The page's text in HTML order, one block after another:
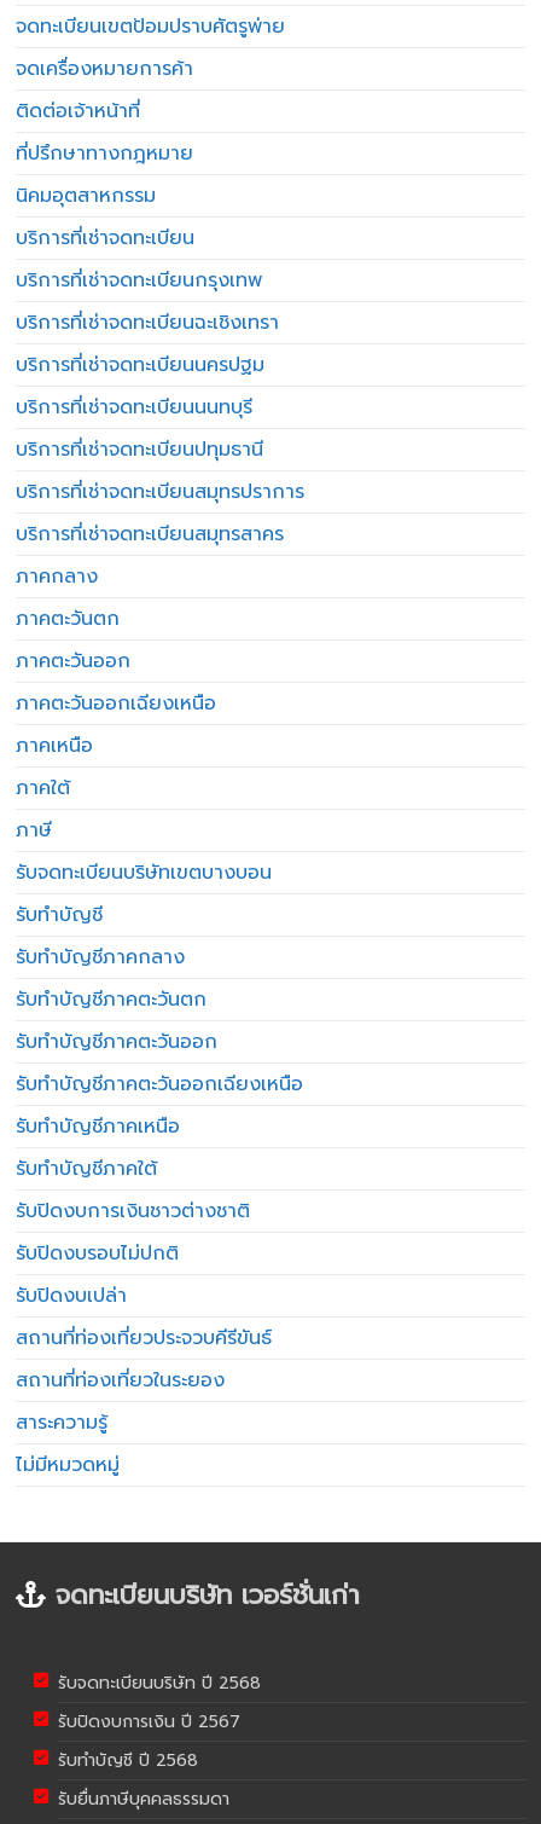
จดทะเบียนเขตป้อมปราบศัตรูพ่าย
จดเครื่องหมายการค้า
ติดต่อเจ้าหน้าที่
ที่ปรึกษาทางกฎหมาย
นิคมอุตสาหกรรม
บริการที่เช่าจดทะเบียน
บริการที่เช่าจดทะเบียนกรุงเทพ
บริการที่เช่าจดทะเบียนฉะเชิงเทรา
บริการที่เช่าจดทะเบียนนครปฐม
บริการที่เช่าจดทะเบียนนนทบุรี
บริการที่เช่าจดทะเบียนปทุมธานี
บริการที่เช่าจดทะเบียนสมุทรปราการ
บริการที่เช่าจดทะเบียนสมุทรสาคร
ภาคกลาง
ภาคตะวันตก
ภาคตะวันออก
ภาคตะวันออกเฉียงเหนือ
ภาคเหนือ
ภาคใต้
ภาษี
รับจดทะเบียนบริษัทเขตบางบอน
รับทำบัญชี
รับทำบัญชีภาคกลาง
รับทำบัญชีภาคตะวันตก
รับทำบัญชีภาคตะวันออก
รับทำบัญชีภาคตะวันออกเฉียงเหนือ
รับทำบัญชีภาคเหนือ
รับทำบัญชีภาคใต้
รับปิดงบการเงินชาวต่างชาติ
รับปิดงบรอบไม่ปกติ
รับปิดงบเปล่า
สถานที่ท่องเที่ยวประจวบคีรีขันธ์
สถานที่ท่องเที่ยวในระยอง
สาระความรู้
ไม่มีหมวดหมู่
จดทะเบียนบริษัท เวอร์ชั่นเก่า
รับจดทะเบียนบริษัท ปี 2568
รับปิดงบการเงิน ปี 2567
รับทำบัญชี ปี 2568
รับยื่นภาษีบุคคลธรรมดา